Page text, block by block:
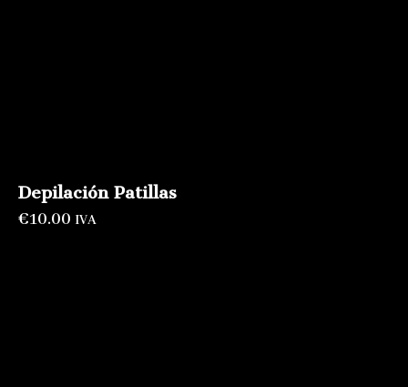
Depilación Patillas
€10.00 IVA